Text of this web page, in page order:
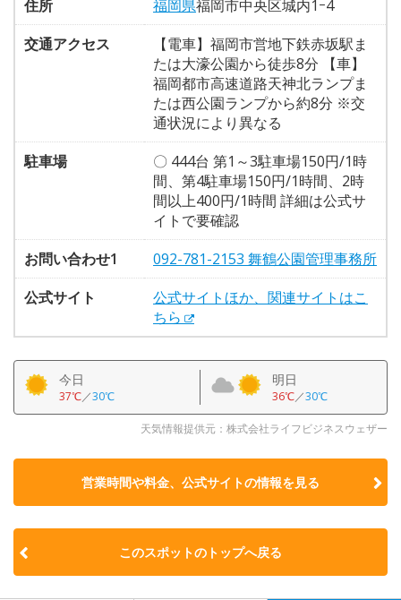
住所 福岡県福岡市中央区城内1ｰ4
交通アクセス
【電車】福岡市営地下鉄赤坂駅ま
たは大濠公園から徒歩8分 【車】
福岡都市高速道路天神北ランプま
たは西公園ランプから約8分 ※交
通状況により異なる
駐車場
〇 444台 第1～3駐車場150円/1時
間、第4駐車場150円/1時間、2時
間以上400円/1時間 詳細は公式サ
イトで要確認
お問い合わせ1
092-781-2153 舞鶴公園管理事務所
公式サイト
公式サイトほか、関連サイトはこ
ちら
今日
37℃／30℃
明日
36℃／30℃
天気情報提供元：株式会社ライフビジネスウェザー
営業時間や料金、公式サイトの情報を見る
このスポットのトップへ戻る